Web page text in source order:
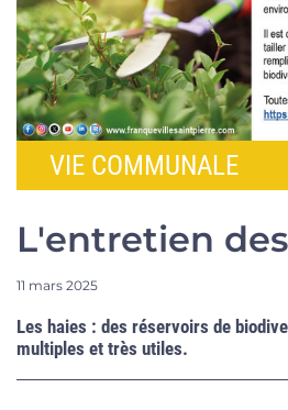
VIE COMMUNALE
L'entretien
11 mars 2025
Les haies : des réservoirs de
multiples et très utiles.